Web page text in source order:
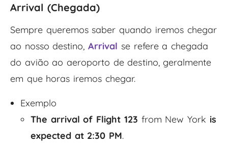
Arrival (Chegada)
Sempre queremos saber quando iremos chegar
ao nosso destino,Arrival se refere a chegada
do avião ao aeroporto de destino, geralmente
em que horas iremos chegar.
Exemplo
The arrival of Flight 123 from New York is
expected at 2:30 PM.